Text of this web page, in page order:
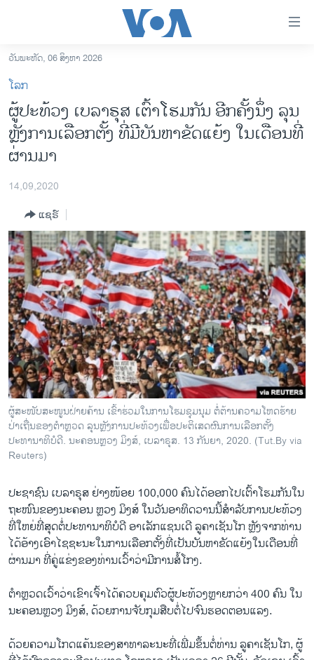
ເຂົ້າ
ຫາ
ຂ້າມ
ຂ້າມ
ຂ້າມ
ໄປ
ຫາ
ຊອກ
ລາວ
ອາເມຣິກາ
ການເລືອກຕັ້ງ ປະທານາທີບໍດີ ສະຫະລັດ 2024
ອິດສະຫຼະພາບດ້ານການຂ່າວ
ຊີວິດຊາວລາວ
ຊຸມຊົນຊາວລາວ
ວິທະຍາສາດ-ເທັກໂນໂລຈີ
ທຸລະກິດ
ພາສາອັງກິດ
ວີດີໂອ
ສຽງ
ລາຍການກະຈາຍສຽງ
ຕິດຕາມພວກເຮົາ ທີ່
ພາສາຕ່າງໆ
ວັນພະຫັດ, 06 ສິງຫາ 2026
ໂລກ
ຜູ້ປະທ້ວງ ເບລາຣຸສ ເຕົ້າໂຮມກັນ ອີກຄັ້ງນຶ່ງ ລຸນ
ຫຼັງການເລືອກຕັ້ງ ທີ່ມີບັນຫາຂັດແຍ້ງ ໃນເດືອນທີ່
ຜ່ານມາ
14,09,2020
ແຊຣ໌
ຜູ້ສະໜັບສະໜູນຝ່າຍຄ້ານ ເຂົ້າຮ່ວມໃນການໂຮມຊຸມນຸມ ຕໍ່ຕ້ານຄວາມໂຫດຮ້າຍ
ປ່າເຖື່ນຂອງຕຳຫຼວດ ລຸນຫຼັງການປະທ້ວງເພື່ອປະຕິເສດຜົນການເລືອກຕັ້ງ
ປະທານາທິບໍດີ. ນະຄອນຫຼວງ ມິງສ໌, ເບລາຣຸສ. 13 ກັນຍາ, 2020. (Tut.By via
Reuters)
ປະຊາຊົນ ເບລາຣຸສ ຢ່າງໜ້ອຍ 100,000 ຄົນໄດ້ອອກໄປເຕົ້າໂຮມກັນໃນ
ຖະໜົນຂອງນະຄອນ ຫຼວງ ມິງສ໌ ໃນວັນອາທິດວານນີ້ສຳລັບການປະທ້ວງ
ທີ່ໃຫຍ່ທີ່ສຸດຕໍ່ປະທານາທິບໍດີ ອາເລັກແຊນເດີ ລູຄາເຊັນໂກ ຫຼັງຈາກທ່ານ
ໄດ້ອ້າງເອົາໄຊຊະນະໃນການເລືອກຕັ້ງທີ່ເປັນບັນຫາຂັດແຍ້ງໃນເດືອນທີ່
ຜ່ານມາ ທີ່ຄູ່ແຂ່ງຂອງທ່ານເວົ້າວ່າມີການສໍ້ໂກງ.
ຕຳຫຼວດເວົ້າວ່າເຂົາເຈົ້າໄດ້ຄວບຄຸມຕົວຜູ້ປະທ້ວງຫຼາຍກວ່າ 400 ຄົນ ໃນ
ນະຄອນຫຼວງ ມິງສ໌, ດ້ວຍການຈັບກຸມສືບຕໍ່ໄປຈົນຮອດຕອນແລງ.
ດ້ວຍຄວາມໂກດແຄ້ນຂອງສາທາລະນະທີ່ເພີ່ມຂຶ້ນຕໍ່ທ່ານ ລູຄາເຊັນໂກ, ຜູ້